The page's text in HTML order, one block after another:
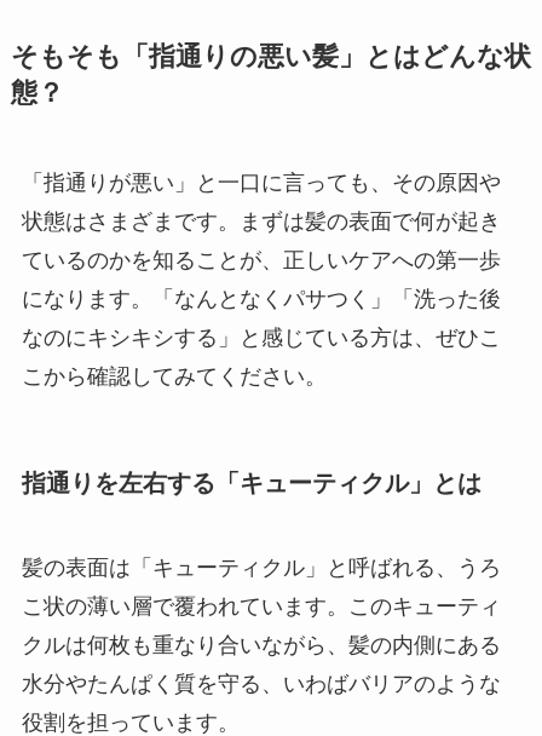
そもそも「指通りの悪い髪」とはどんな状
態？
「指通りが悪い」と一口に言っても、その原因や
状態はさまざまです。まずは髪の表面で何が起き
ているのかを知ることが、正しいケアへの第一歩
になります。「なんとなくパサつく」「洗った後
なのにキシキシする」と感じている方は、ぜひこ
こから確認してみてください。
指通りを左右する「キューティクル」とは
髪の表面は「キューティクル」と呼ばれる、うろ
こ状の薄い層で覆われています。このキューティ
クルは何枚も重なり合いながら、髪の内側にある
水分やたんぱく質を守る、いわばバリアのような
役割を担っています。